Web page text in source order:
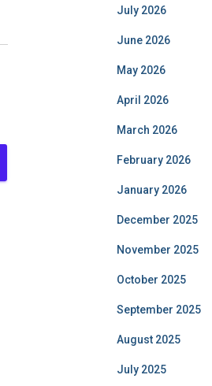
July 2026
June 2026
May 2026
April 2026
March 2026
February 2026
January 2026
December 2025
November 2025
October 2025
September 2025
August 2025
July 2025